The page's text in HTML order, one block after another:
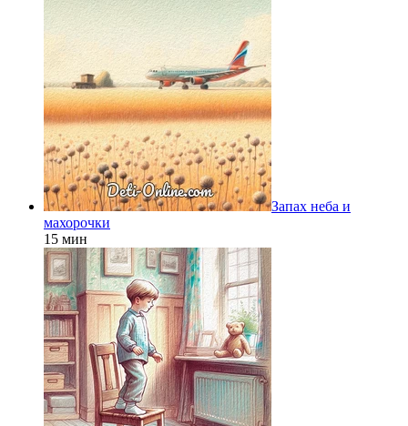
Запах неба и
махорочки
15 мин